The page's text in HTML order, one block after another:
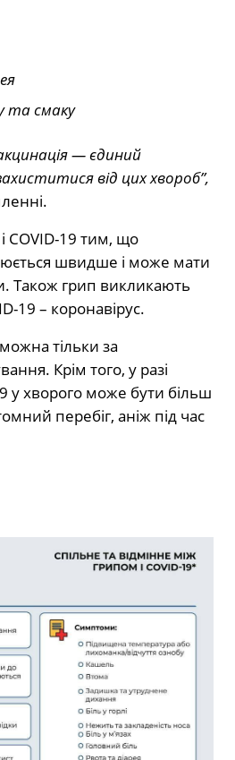
та смаку
— єдиний
від цих хвороб”,
COVID-19 тим, що
швидше і може мати
Також грип викликають
19 – коронавірус.
тільки за
Крім того, у разі
у хворого може бути більш
перебіг, аніж під час